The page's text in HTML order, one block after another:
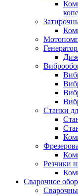
Станки
Резчики
Сварочное